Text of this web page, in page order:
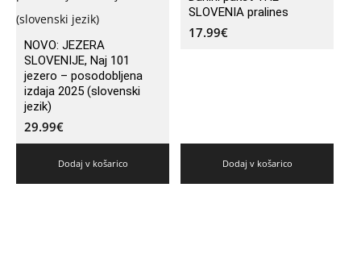
NOVO: JEZERA
SLOVENIJE, Naj 101
jezero – posodobljena
izdaja 2025 (slovenski
jezik)
29.99€
Dodaj v košarico
SLOVENIA pralines
17.99€
Dodaj v košarico